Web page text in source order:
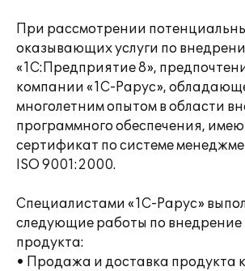
При рассмотрении
оказывающих услуги по
«1С:Предприятие 8»,
компании «1С-Рарус»,
многолетним опытом в области
программного обеспечения,
сертификат по системе
ISO 9001:2000.
Специалистами «1С-Рарус»
следующие работы по внедрение
продукта:
• Продажа и доставка продукта